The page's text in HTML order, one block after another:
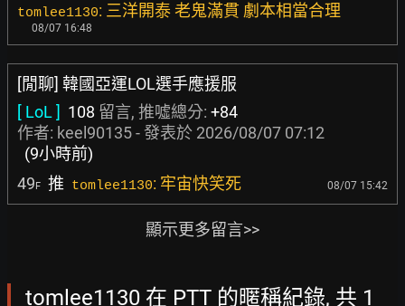
tomlee1130: 三洋開泰 老鬼滿貫 劇本相當合理
08/07 16:48
[閒聊] 韓國亞運LOL選手應援服
[ LoL ] 108 留言, 推噓總分: +84
作者: keel90135- 發表於 2026/08/07 07:12
(9小時前)
49F 推 tomlee1130: 牢宙快笑死 08/07 15:42
顯示更多留言>>
tomlee1130 在 PTT 的暱稱紀錄, 共 1